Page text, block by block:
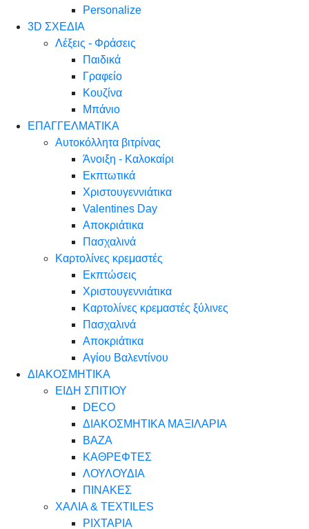
Personalize
3D ΣΧΕΔΙΑ
Λέξεις - Φράσεις
Παιδικά
Γραφείο
Κουζίνα
Μπάνιο
ΕΠΑΓΓΕΛΜΑΤΙΚΑ
Αυτοκόλλητα βιτρίνας
Άνοιξη - Καλοκαίρι
Εκπτωτικά
Χριστουγεννιάτικα
Valentines Day
Αποκριάτικα
Πασχαλινά
Καρτολίνες κρεμαστές
Εκπτώσεις
Χριστουγεννιάτικα
Καρτολίνες κρεμαστές ξύλινες
Πασχαλινά
Αποκριάτικα
Αγίου Βαλεντίνου
ΔΙΑΚΟΣΜΗΤΙΚΑ
ΕΙΔΗ ΣΠΙΤΙΟΥ
DECO
ΔΙΑΚΟΣΜΗΤΙΚΑ ΜΑΞΙΛΑΡΙΑ
ΒΑΖΑ
ΚΑΘΡΕΦΤΕΣ
ΛΟΥΛΟΥΔΙΑ
ΠΙΝΑΚΕΣ
ΧΑΛΙΑ & TEXTILES
ΡΙΧΤΑΡΙΑ